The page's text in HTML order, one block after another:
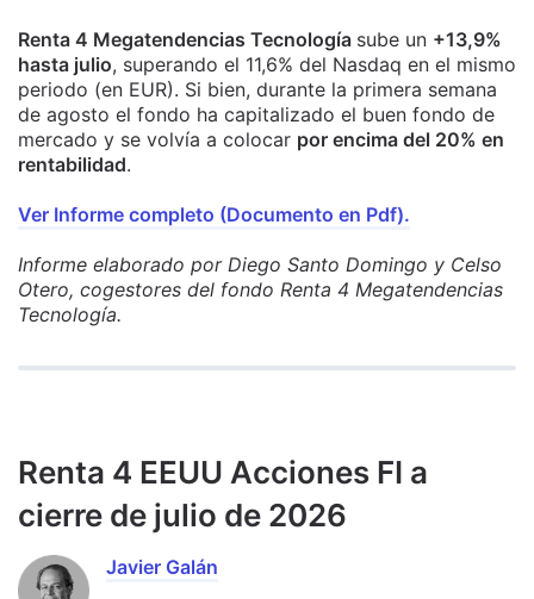
Renta 4 Megatendencias Tecnología sube un +13,9%
hasta julio, superando el 11,6% del Nasdaq en el mismo
periodo (en EUR). Si bien, durante la primera semana
de agosto el fondo ha capitalizado el buen fondo de
mercado y se volvía a colocar por encima del 20% en
rentabilidad.
Ver Informe completo (Documento en Pdf).
Informe elaborado por Diego Santo Domingo y Celso
Otero, cogestores del fondo Renta 4 Megatendencias
Tecnología.
Renta 4 EEUU Acciones FI a
cierre de julio de 2026
Javier Galán